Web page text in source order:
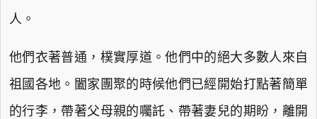
人。
他們衣著普通，樸實厚道。他們中的絕大多數人來自
祖國各地。闔家團聚的時候他們已經開始打點著簡單
的行李，帶著父母親的囑託、帶著妻兒的期盼，離開